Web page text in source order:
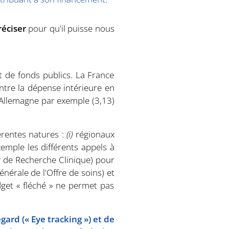
pour qu'il puisse nous
fonds publics. La France
la dépense intérieure en
par exemple (3,13)
natures :(i) régionaux
les différents appels à
Recherche Clinique) pour
de l'Offre de soins) et
« fléché » ne permet pas
(« Eye tracking ») et de